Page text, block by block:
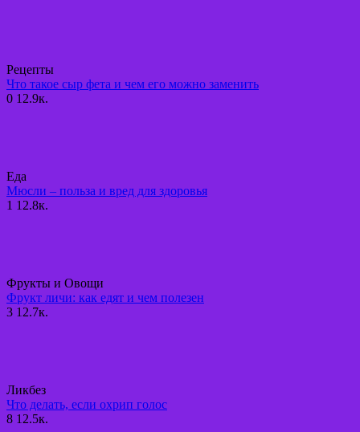
Рецепты
Что такое сыр фета и чем его можно заменить
0 12.9к.
Еда
Мюсли – польза и вред для здоровья
1 12.8к.
Фрукты и Овощи
Фрукт личи: как едят и чем полезен
3 12.7к.
Ликбез
Что делать, если охрип голос
8 12.5к.